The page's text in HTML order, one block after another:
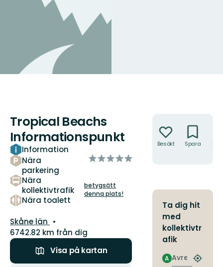
Tropical Beachs
Informationspunkt
Information
Nära
parkering
Nära
kollektivtrafik
Nära toalett
av
betygsätt
denna plats!
Län:
Skåne län
6742.82 km från dig
Visa på kartan
Besökt Spara
Ta dig hit
med
kollektivtr
afik
Avresa
A
Hitta